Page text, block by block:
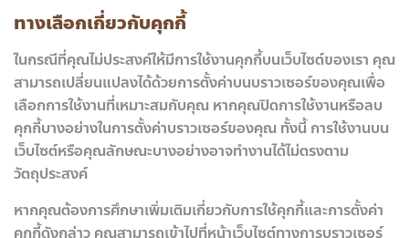
ทางเลือกเกี่ยวกับคุกกี้
ในกรณีที่คุณไม่ประสงค์ให้มีการใช้งานคุกกี้บนเว็บไซต์ของเรา คุณ
สามารถเปลี่ยนแปลงได้ด้วยการตั้งค่าบนบราวเซอร์ของคุณเพื่อ
เลือกการใช้งานที่เหมาะสมกับคุณ หากคุณปิดการใช้งานหรือลบ
คุกกี้บางอย่างในการตั้งค่าบราวเซอร์ของคุณ ทั้งนี้ การใช้งานบน
เว็บไซต์หรือคุณลักษณะบางอย่างอาจทำงานได้ไม่ตรงตาม
วัตถุประสงค์
หากคุณต้องการศึกษาเพิ่มเติมเกี่ยวกับการใช้คุกกี้และการตั้งค่า
คุกกี้ดังกล่าว คุณสามารถเข้าไปที่หน้าเว็บไซต์ทางการบราวเซอร์